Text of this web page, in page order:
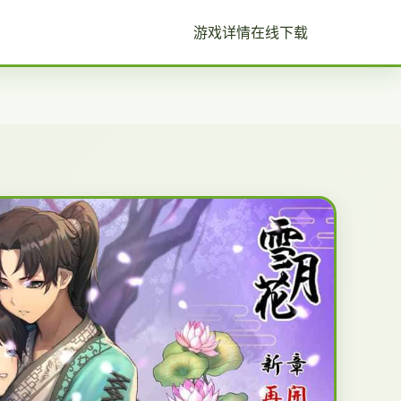
游戏详情在线下载